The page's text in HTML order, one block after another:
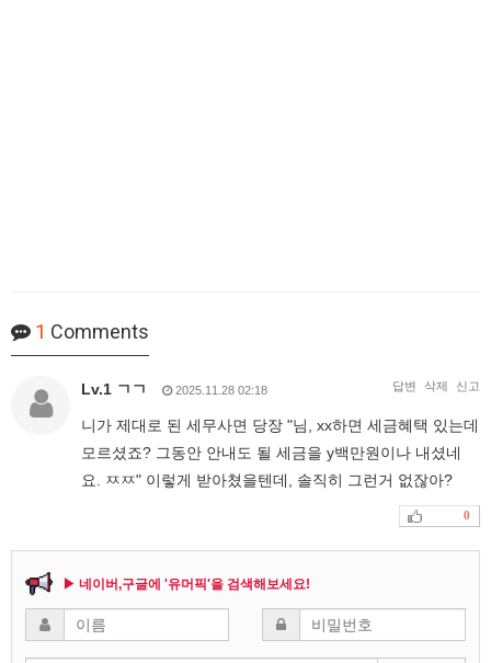
1 Comments
Lv.1 ㄱㄱ 2025.11.28 02:18 답변 삭제 신고
니가 제대로 된 세무사면 당장 "님, xx하면 세금혜택 있는데
모르셨죠? 그동안 안내도 될 세금을 y백만원이나 내셨네
요. ㅉㅉ" 이렇게 받아쳤을텐데, 솔직히 그런거 없잖아?
0
▶ 네이버,구글에 '유머픽'을 검색해보세요!